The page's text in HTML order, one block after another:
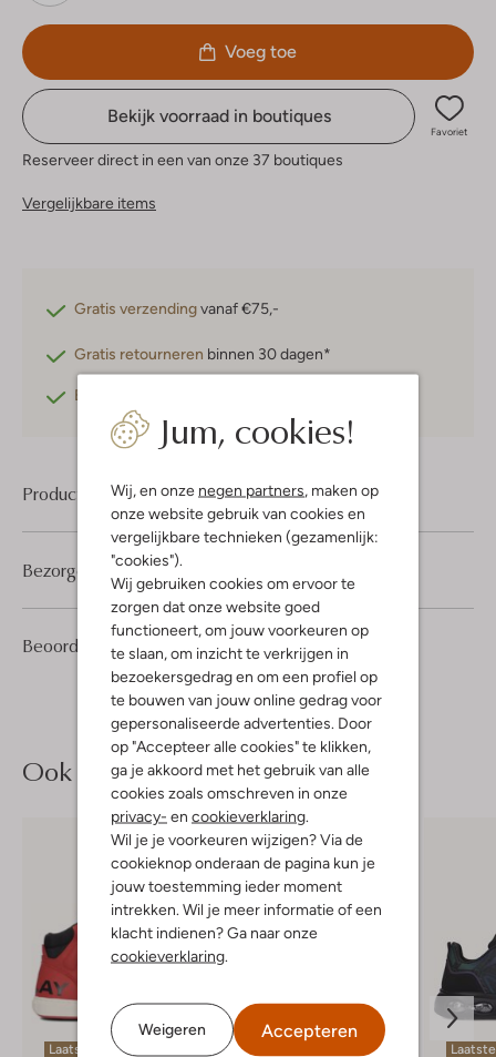
Jum, cookies!
Wij, en onze negen partners , maken op
onze website gebruik van cookies en
vergelijkbare technieken (gezamenlijk:
"cookies").
Wij gebruiken cookies om ervoor te
zorgen dat onze website goed
functioneert, om jouw voorkeuren op
te slaan, om inzicht te verkrijgen in
bezoekersgedrag en om een profiel op
te bouwen van jouw online gedrag voor
gepersonaliseerde advertenties. Door
op "Accepteer alle cookies" te klikken,
ga je akkoord met het gebruik van alle
cookies zoals omschreven in onze
privacy- en cookieverklaring
Wil je je voorkeuren wijzigen? Via de
cookieknop onderaan de pagina kun je
jouw toestemming ieder moment
intrekken. Wil je meer informatie of een
klacht indienen? Ga naar onze
cookieverklaring
Weigeren Accepteren
Voeg toe
Bekijk voorraad in boutiques
Favoriet
Reserveer direct in een van onze 37 boutiques
Vergelijkbare items
Gratis verzendingvanaf €75,-
Gratis retourneren binnen 30 dagen*
Betaal achteraf
Product informatie
Beoordelingen (7) 4/5
7
4
Sterren
Bezorgen & retourneren
Ook iets voor jou?
Laatste items